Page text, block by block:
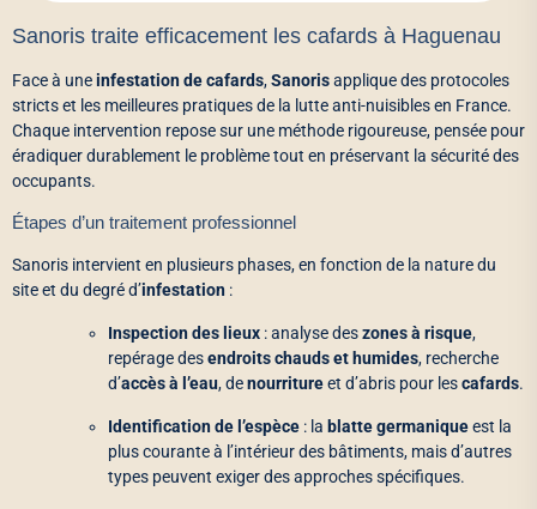
Sanoris traite efficacement les cafards à Haguenau
Face à uneinfestation de cafards,Sanorisapplique des protocoles
stricts et les meilleures pratiques de la lutte anti-nuisibles en France.
Chaque intervention repose sur une méthode rigoureuse, pensée pour
éradiquer durablement le problème tout en préservant la sécurité des
occupants.
Étapes d’un traitement professionnel
Sanoris intervient en plusieurs phases, en fonction de la nature du
site et du degré d’infestation :
Inspection des lieux : analyse deszones à risque,
repérage desendroits chauds et humides, recherche
d’accès à l’eau, denourritureet d’abris pour lescafards.
Identification de l’espèce : la blatte germaniqueest la
plus courante à l’intérieur des bâtiments, mais d’autres
types peuvent exiger des approches spécifiques.